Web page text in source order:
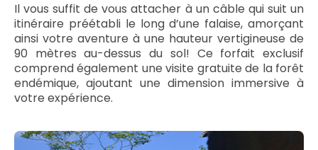
Il vous suffit de vous attacher à un câble qui suit un
itinéraire préétabli le long d’une falaise, amorçant
ainsi votre aventure à une hauteur vertigineuse de
90 mètres au-dessus du sol! Ce forfait exclusif
comprend également une visite gratuite de la forêt
endémique, ajoutant une dimension immersive à
votre expérience.